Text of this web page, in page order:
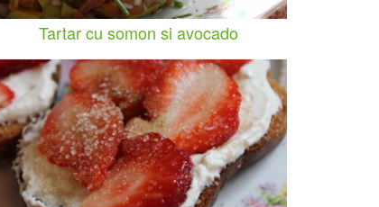
Tartar cu somon si avocado